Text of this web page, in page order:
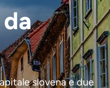
slovena e due